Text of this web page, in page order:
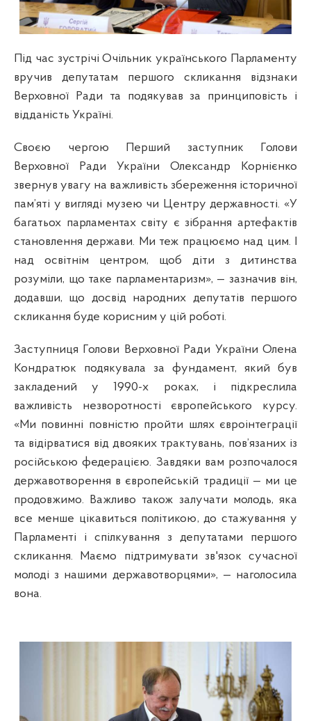
Під час зустрічі Очільник українського Парламенту
вручив депутатам першого скликання відзнаки
Верховної Ради та подякував за принциповість і
відданість Україні.
Своєю чергою Перший заступник Голови
Верховної Ради України Олександр Корнієнко
звернув увагу на важливість збереження історичної
пам’яті у вигляді музею чи Центру державності. «У
багатьох парламентах світу є зібрання артефактів
становлення держави. Ми теж працюємо над цим. І
над освітнім центром, щоб діти з дитинства
розуміли, що таке парламентаризм», — зазначив він,
додавши, що досвід народних депутатів першого
скликання буде корисним у цій роботі.
Заступниця Голови Верховної Ради України Олена
Кондратюк подякувала за фундамент, який був
закладений у 1990-х роках, і підкреслила
важливість незворотності європейського курсу.
«Ми повинні повністю пройти шлях євроінтеграції
та відірватися від двояких трактувань, пов’язаних із
російською федерацією. Завдяки вам розпочалося
державотворення в європейській традиції — ми це
продовжимо. Важливо також залучати молодь, яка
все менше цікавиться політикою, до стажування у
Парламенті і спілкування з депутатами першого
скликання. Маємо підтримувати зв'язок сучасної
молоді з нашими державотворцями», — наголосила
вона.